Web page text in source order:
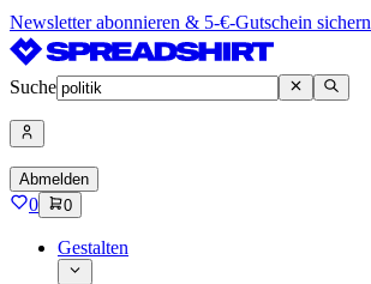
Newsletter abonnieren & 5-€-Gutschein sichern
Suche
Abmelden
0 0
Gestalten